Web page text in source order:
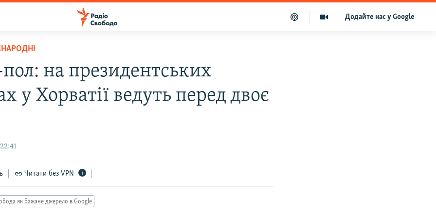
Додайте нас у Google
на президентських
у Хорватії ведуть перед двоє
Читати без VPN
як бажане джерело в Google